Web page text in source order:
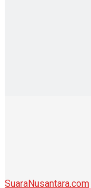
SuaraNusantara.com